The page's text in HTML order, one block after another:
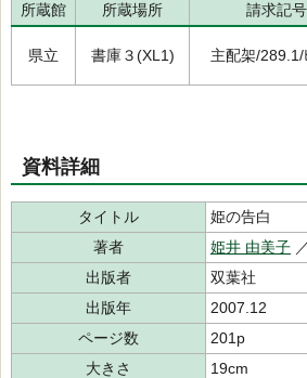
所蔵館 所蔵場所 請求記号
県立 書庫３(XL1) 主配架/289.1/
資料詳細
タイトル
姫の告白
著者
姫井 由美子
出版者
双葉社
出版年
2007.12
ページ数
201p
大きさ
19cm